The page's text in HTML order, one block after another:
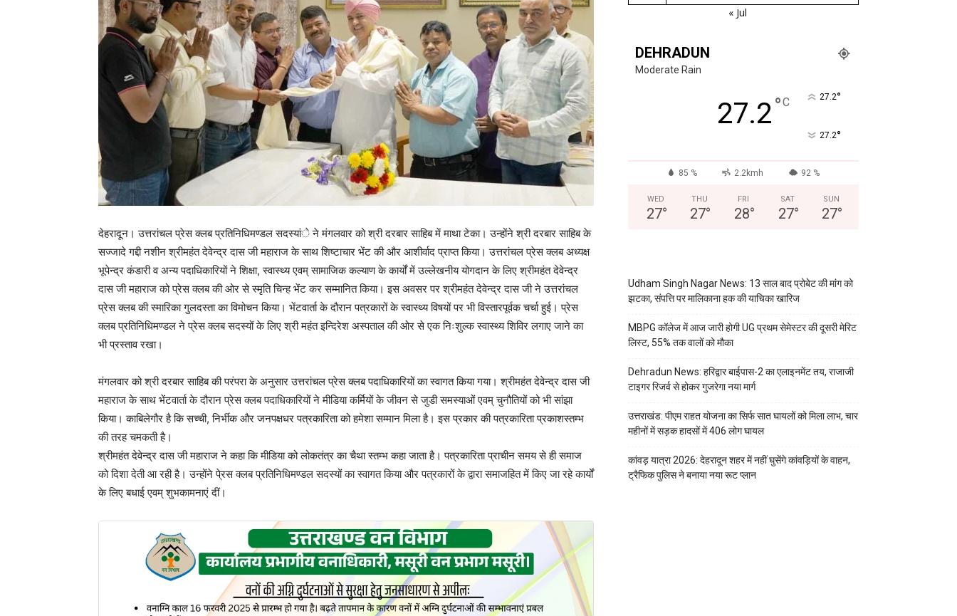
देहरादून। उत्तरांचल प्रेस क्लब प्रतिनिधिमण्डल सदस्यांे ने मंगलवार को श्री दरबार साहिब में माथा टेका। उन्होंने श्री दरबार साहिब के
सज्जादे गद्दी नशीन श्रीमहंत देवेन्द्र दास जी महाराज के साथ शिष्टाचार भेंट की और आशीर्वाद प्राप्त किया। उत्तरांचल प्रेस क्लब अध्यक्ष
भूपेन्द्र कंडारी व अन्य पदाधिकारियों ने शिक्षा, स्वास्थ्य एवम् सामाजिक कल्याण के कार्यों में उल्लेखनीय योगदान के लिए श्रीमहंत देवेन्द्र
दास जी महाराज को प्रेस क्लब की ओर से स्मृति चिन्ह भेंट कर सम्मानित किया। इस अवसर पर श्रीमहंत देवेन्द्र दास जी ने उत्तरांचल
प्रेस क्लब की स्मारिका गुलदस्ता का विमोचन किया। भेंटवार्ता के दौरान पत्रकारों के स्वास्थ्य विषयों पर भी विस्तारपूर्वक चर्चा हुई। प्रेस
क्लब प्रतिनिधिमण्डल ने प्रेस क्लब सदस्यों के लिए श्री महंत इन्दिरेश अस्पताल की ओर से एक निःशुल्क स्वास्थ्य शिविर लगाए जाने का
भी प्रस्ताव रखा।
मंगलवार को श्री दरबार साहिब की परंपरा के अनुसार उत्तरांचल प्रेस क्लब पदाधिकारियों का स्वागत किया गया। श्रीमहंत देवेन्द्र दास जी
महाराज के साथ भेंटवार्ता के दौरान प्रेस क्लब पदाधिकारियों ने मीडिया कर्मियों के जीवन से जुडी समस्याओं एवम् चुनौतियों को भी सांझा
किया। काबिलेगौर है कि सच्ची, निर्भीक और जनपक्षधर पत्रकारिता को हमेशा सम्मान मिला है। इस प्रकार की पत्रकारिता प्रकाशस्तम्भ
की तरह चमकती है।
श्रीमहंत देवेन्द्र दास जी महाराज ने कहा कि मीडिया को लोकतंत्र का चैथा स्तम्भ कहा जाता है। पत्रकारिता प्राचीन समय से ही समाज
को दिशा देती आ रही है। उन्होंने पे्रस क्लब प्रतिनिधिमण्डल सदस्यों का स्वागत किया और पत्रकारों के द्वारा समाजहित में किए जा रहे कार्यों
के लिए बधाई एवम् शुभकामनाएं दीं।
« Jul
DEHRADUN
Moderate Rain
27.2°C 27.2°
27.2°
85 % 2.2kmh 92 %
WED
27°
THU
27°
FRI
28°
SAT
27°
SUN
27°
Udham Singh Nagar News: 13 साल बाद प्रोबेट की मांग को
झटका, संपत्ति पर मालिकाना हक की याचिका खारिज
MBPG कॉलेज में आज जारी होगी UG प्रथम सेमेस्टर की दूसरी मेरिट
लिस्ट, 55% तक वालों को मौका
Dehradun News: हरिद्वार बाईपास-2 का एलाइनमेंट तय, राजाजी
टाइगर रिजर्व से होकर गुजरेगा नया मार्ग
उत्तराखंड: पीएम राहत योजना का सिर्फ सात घायलों को मिला लाभ, चार
महीनों में सड़क हादसों में 406 लोग घायल
कांवड़ यात्रा 2026: देहरादून शहर में नहीं घुसेंगे कांवड़ियों के वाहन,
ट्रैफिक पुलिस ने बनाया नया रूट प्लान